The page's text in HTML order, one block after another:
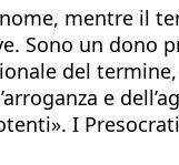
mentre il
Sono un dono
del
e
I